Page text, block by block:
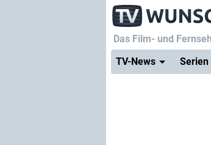
Das Film- und
TV-News
Serien